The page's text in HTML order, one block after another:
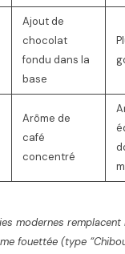
Ajout de
chocolat
fondu dans la
base
Arôme de
café
concentré
modernes remplacent
fouettée (type